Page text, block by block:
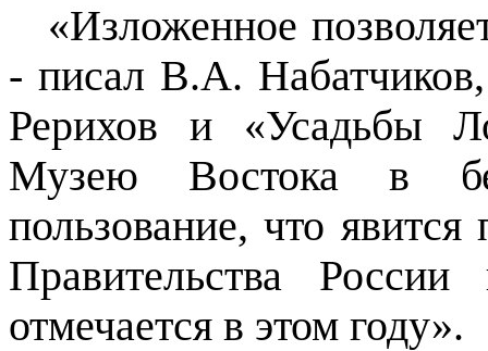
«Изложенное
- писал В.А. Набатчиков
Рерихов и «Усадьбы
Музею Востока в
пользование, что
Правительства
отмечается в этом году».